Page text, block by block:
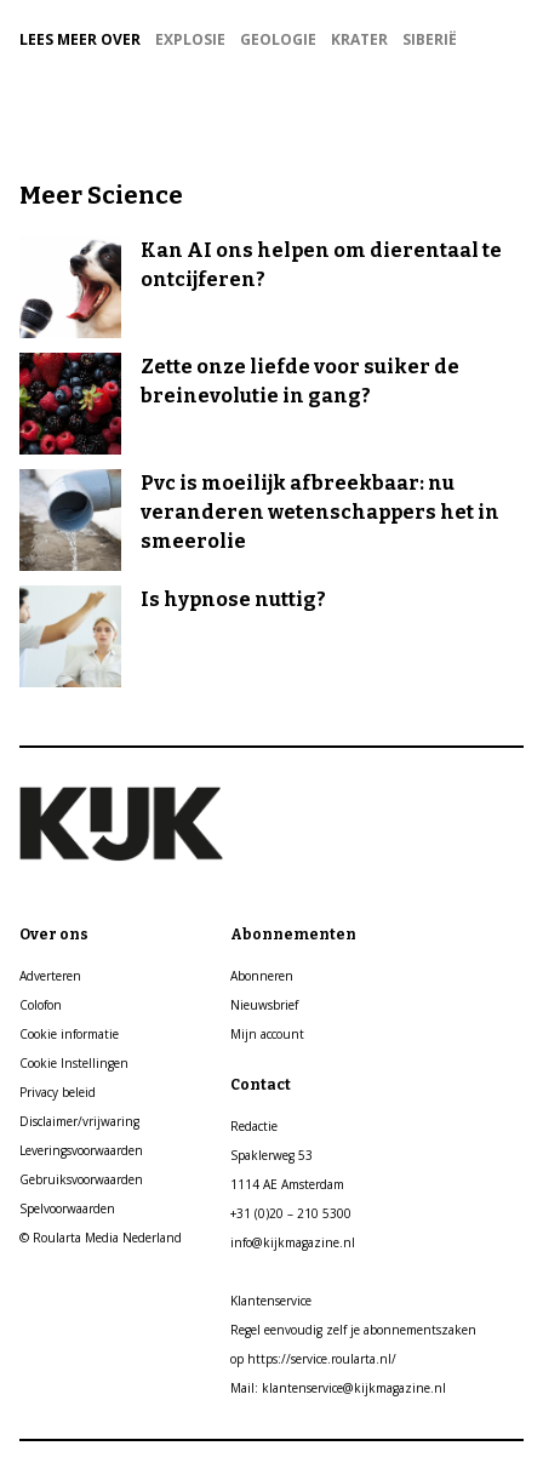
LEES MEER OVER EXPLOSIE GEOLOGIE KRATER SIBERIË
Meer Science
Kan AI ons helpen om dierentaal te
ontcijferen?
Zette onze liefde voor suiker de
breinevolutie in gang?
Pvc is moeilijk afbreekbaar: nu
veranderen wetenschappers het in
smeerolie
Is hypnose nuttig?
Over ons
Adverteren
Colofon
Cookie informatie
Cookie Instellingen
Privacy beleid
Disclaimer/vrijwaring
Leveringsvoorwaarden
Gebruiksvoorwaarden
Spelvoorwaarden
© Roularta Media Nederland
Abonnementen
Abonneren
Nieuwsbrief
Mijn account
Contact
Redactie
Spaklerweg 53
1114 AE Amsterdam
+31 (0)20 – 210 5300
info@kijkmagazine.nl
Klantenservice
Regel eenvoudig zelf je abonnementszaken
op https://service.roularta.nl/
Mail: klantenservice@kijkmagazine.nl